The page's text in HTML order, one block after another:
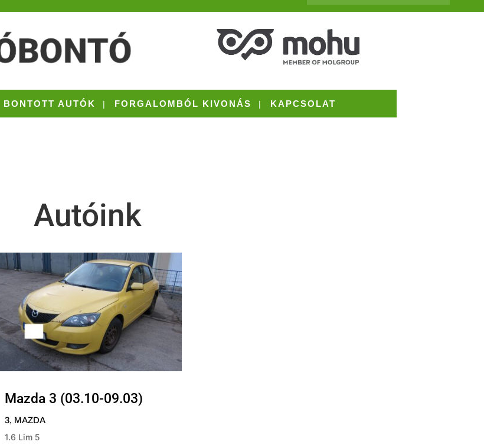
BONTOTT AUTÓK FORGALOMBÓL KIVONÁS KAPCSOLAT
Autóink
Mazda 3 (03.10-09.03)
3, MAZDA
1.6 Lim 5